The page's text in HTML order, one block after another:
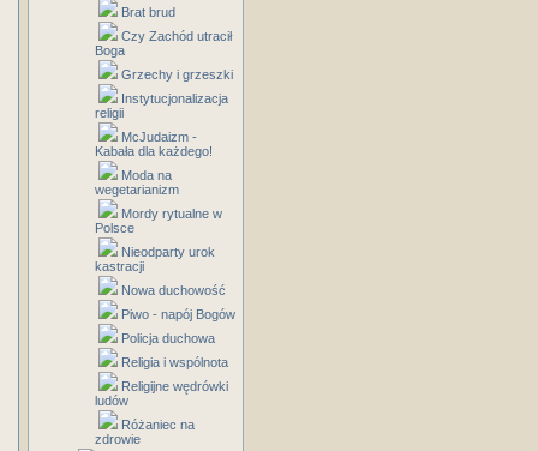
Brat brud
Czy Zachód utracił
Boga
Grzechy i grzeszki
Instytucjonalizacja
religii
McJudaizm -
Kabała dla każdego!
Moda na
wegetarianizm
Mordy rytualne w
Polsce
Nieodparty urok
kastracji
Nowa duchowość
Piwo - napój Bogów
Policja duchowa
Religia i wspólnota
Religijne wędrówki
ludów
Różaniec na
zdrowie